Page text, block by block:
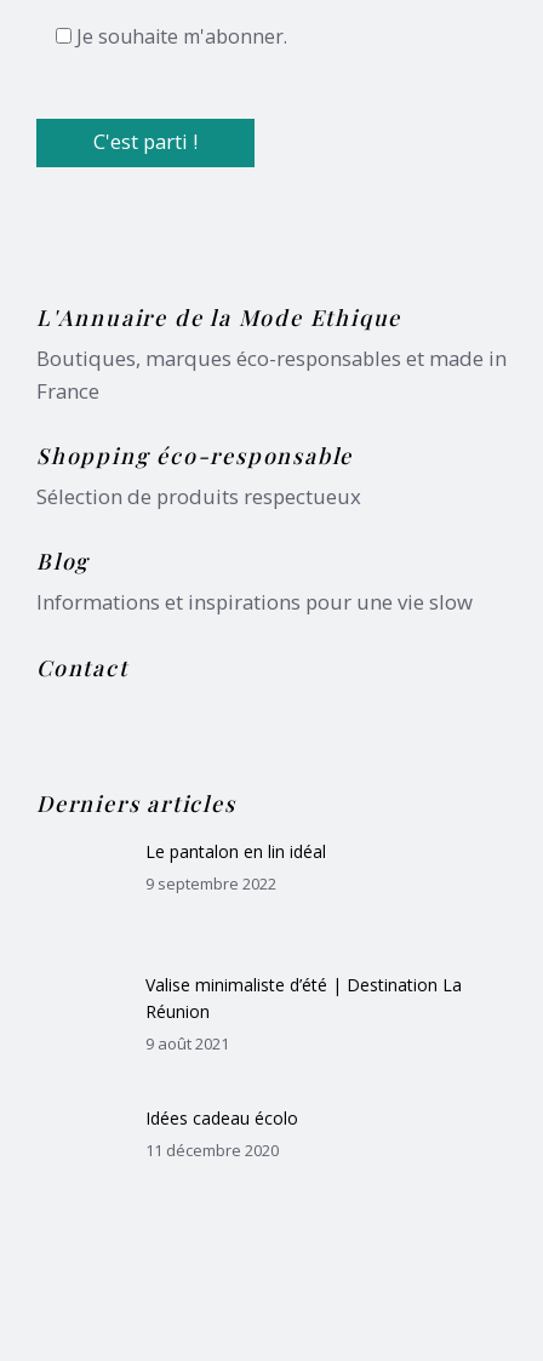
Je souhaite m'abonner.
L'Annuaire de la Mode Ethique
Boutiques, marques éco-responsables et made in
France
Shopping éco-responsable
Sélection de produits respectueux
Blog
Informations et inspirations pour une vie slow
Contact
Derniers articles
Le pantalon en lin idéal
9 septembre 2022
Valise minimaliste d’été | Destination La
Réunion
9 août 2021
Idées cadeau écolo
11 décembre 2020